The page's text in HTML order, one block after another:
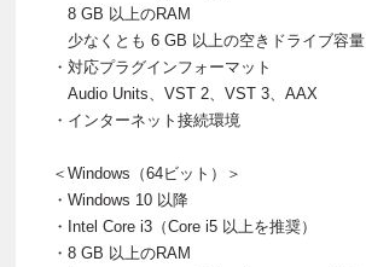
8 GB 以上のRAM
少なくとも 6 GB 以上の空きドライブ容量
・対応プラグインフォーマット
Audio Units、VST 2、VST 3、AAX
・インターネット接続環境
＜Windows（64ビット）＞
・Windows 10 以降
・Intel Core i3（Core i5 以上を推奨）
・8 GB 以上のRAM